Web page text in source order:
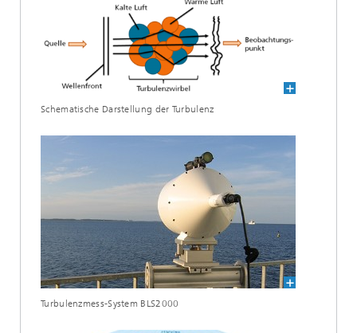
Schematische Darstellung der Turbulenz
Turbulenzmess-System BLS2000